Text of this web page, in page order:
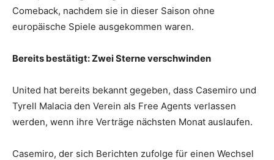
Comeback, nachdem sie in dieser Saison ohne
europäische Spiele ausgekommen waren.
Bereits bestätigt: Zwei Sterne verschwinden
United hat bereits bekannt gegeben, dass Casemiro und
Tyrell Malacia den Verein als Free Agents verlassen
werden, wenn ihre Verträge nächsten Monat auslaufen.
Casemiro, der sich Berichten zufolge für einen Wechsel